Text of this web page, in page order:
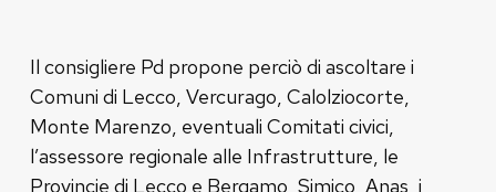
Il consigliere Pd propone perciò di ascoltare i
Comuni di Lecco, Vercurago, Calolziocorte,
Monte Marenzo, eventuali Comitati civici,
l’assessore regionale alle Infrastrutture, le
Provincie di Lecco e Bergamo, Simico, Anas, i